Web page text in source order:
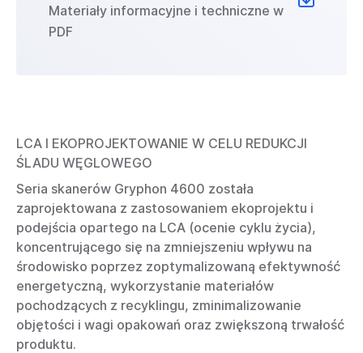
Materiały informacyjne i techniczne w
PDF
LCA I EKOPROJEKTOWANIE W CELU REDUKCJI
ŚLADU WĘGLOWEGO
Seria skanerów Gryphon 4600 została
zaprojektowana z zastosowaniem ekoprojektu i
podejścia opartego na LCA (ocenie cyklu życia),
koncentrującego się na zmniejszeniu wpływu na
środowisko poprzez zoptymalizowaną efektywność
energetyczną, wykorzystanie materiałów
pochodzących z recyklingu, zminimalizowanie
objętości i wagi opakowań oraz zwiększoną trwałość
produktu.